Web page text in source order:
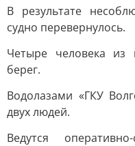
В результате
судно перевернулось.
Четыре человека из
берег.
Водолазами «ГКУ
двух людей.
Ведутся